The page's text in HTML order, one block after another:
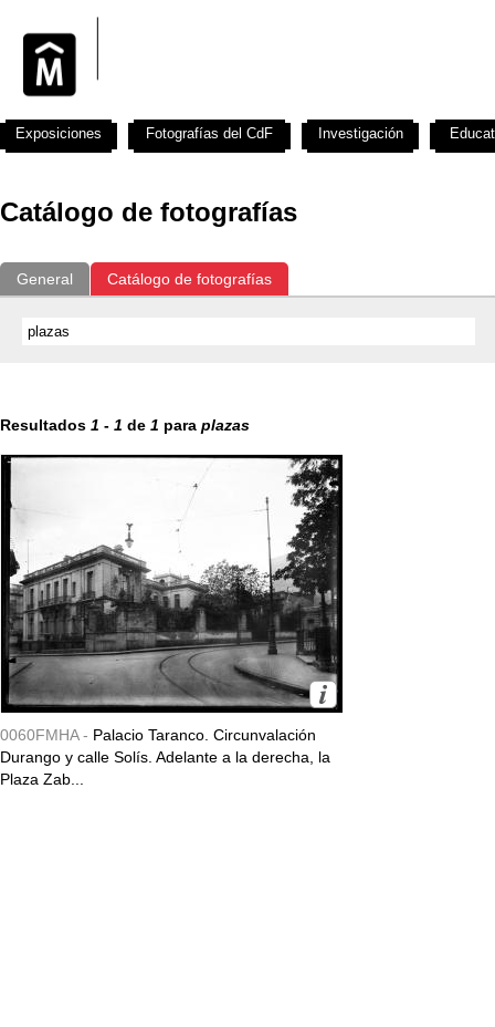
Catálogo de fotografías
General Catálogo de fotografías
Resultados 1 - 1 de 1 para plazas
0060FMHA - Palacio Taranco. Circunvalación
Durango y calle Solís. Adelante a la derecha, la
Plaza Zab...
Exposiciones Fotografías del CdF Investigación